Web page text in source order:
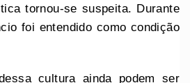
tornou-se suspeita. Durante
foi entendido como condição
cultura ainda podem ser